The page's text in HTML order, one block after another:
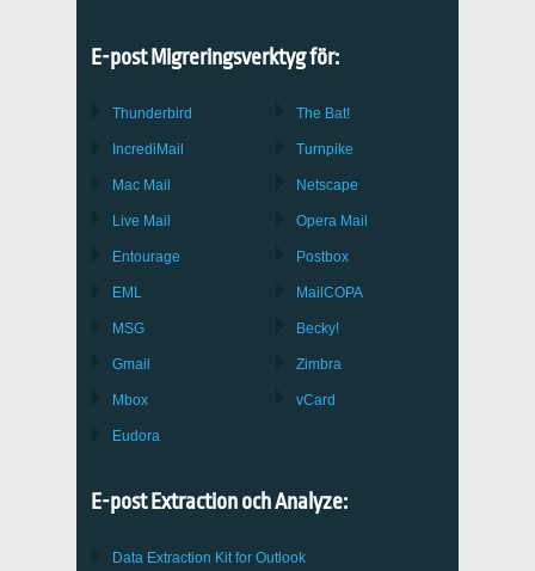
E-post Migreringsverktyg för:
Thunderbird
IncrediMail
Mac Mail
Live Mail
Entourage
EML
MSG
Gmail
Mbox
Eudora
The Bat!
Turnpike
Netscape
Opera Mail
Postbox
MailCOPA
Becky!
Zimbra
vCard
E-post Extraction och Analyze:
Data Extraction Kit for Outlook